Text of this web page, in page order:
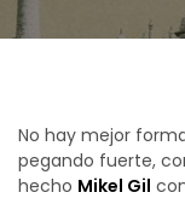
No hay mejor
pegando fuerte,
hecho Mikel Gil